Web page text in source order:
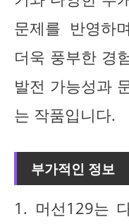
문제를 반영하
더욱 풍부한 경
발전 가능성과
는 작품입니다.
부가적인 정보
1. 머선129는